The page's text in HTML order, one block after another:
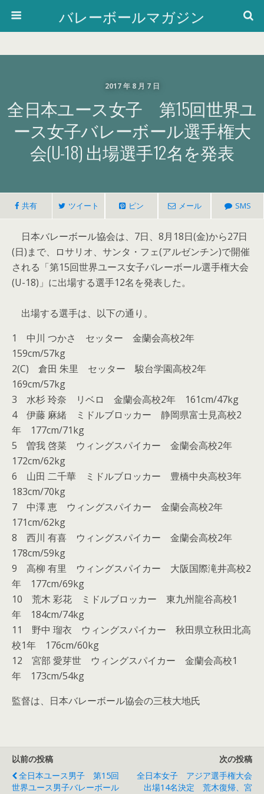
バレーボールマガジン
2017 年 8 月 7 日
全日本ユース女子 第15回世界ユ
ース女子バレーボール選手権大
会(U-18) 出場選手12名を発表
共有 ツイート ピン メール SMS
日本バレーボール協会は、7日、8月18日(金)から27日
(日)まで、ロサリオ、サンタ・フェ(アルゼンチン)で開催
される「第15回世界ユース女子バレーボール選手権大会
(U-18)」に出場する選手12名を発表した。
出場する選手は、以下の通り。
1 中川 つかさ セッター 金蘭会高校2年
159cm/57kg
2(C) 倉田 朱里 セッター 駿台学園高校2年
169cm/57kg
3 水杉 玲奈 リベロ 金蘭会高校2年 161cm/47kg
4 伊藤 麻緒 ミドルブロッカー 静岡県富士見高校2
年 177cm/71kg
5 曽我 啓菜 ウィングスパイカー 金蘭会高校2年
172cm/62kg
6 山田 二千華 ミドルブロッカー 豊橋中央高校3年
183cm/70kg
7 中澤 恵 ウィングスパイカー 金蘭会高校2年
171cm/62kg
8 西川 有喜 ウィングスパイカー 金蘭会高校2年
178cm/59kg
9 高柳 有里 ウィングスパイカー 大阪国際滝井高校2
年 177cm/69kg
10 荒木 彩花 ミドルブロッカー 東九州龍谷高校1
年 184cm/74kg
11 野中 瑠衣 ウィングスパイカー 秋田県立秋田北高
校1年 176cm/60kg
12 宮部 愛芽世 ウィングスパイカー 金蘭会高校1
年 173cm/54kg
監督は、日本バレーボール協会の三枝大地氏
以前の投稿
全日本ユース男子 第15回
世界ユース男子バレーボール
次の投稿
全日本女子 アジア選手権大会
出場14名決定 荒木復帰、宮